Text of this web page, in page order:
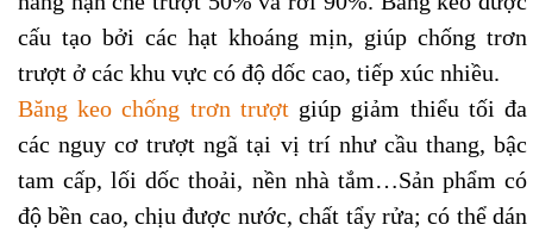
cấu tạo bởi các hạt khoáng mịn, giúp chống trơn
trượt ở các khu vực có độ dốc cao, tiếp xúc nhiều.
Băng keo chống trơn trượt giúp giảm thiểu tối đa
các nguy cơ trượt ngã tại vị trí như cầu thang, bậc
tam cấp, lối dốc thoải, nền nhà tắm…Sản phẩm có
độ bền cao, chịu được nước, chất tẩy rửa; có thể dán